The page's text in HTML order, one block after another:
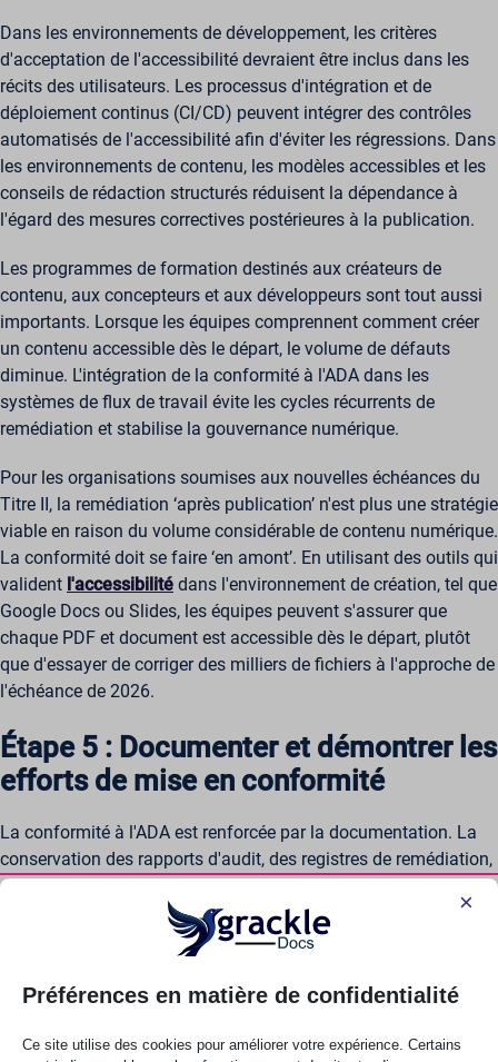
Dans les environnements de développement, les critères
d'acceptation de l'accessibilité devraient être inclus dans les
récits des utilisateurs. Les processus d'intégration et de
déploiement continus (CI/CD) peuvent intégrer des contrôles
automatisés de l'accessibilité afin d'éviter les régressions. Dans
les environnements de contenu, les modèles accessibles et les
conseils de rédaction structurés réduisent la dépendance à
l'égard des mesures correctives postérieures à la publication.
Les programmes de formation destinés aux créateurs de
contenu, aux concepteurs et aux développeurs sont tout aussi
importants. Lorsque les équipes comprennent comment créer
un contenu accessible dès le départ, le volume de défauts
diminue. L'intégration de la conformité à l'ADA dans les
systèmes de flux de travail évite les cycles récurrents de
remédiation et stabilise la gouvernance numérique.
Pour les organisations soumises aux nouvelles échéances du
Titre II, la remédiation ‘après publication’ n'est plus une stratégie
viable en raison du volume considérable de contenu numérique.
La conformité doit se faire ‘en amont’. En utilisant des outils qui
valident l'accessibilité dans l'environnement de création, tel que
Google Docs ou Slides, les équipes peuvent s'assurer que
chaque PDF et document est accessible dès le départ, plutôt
que d'essayer de corriger des milliers de fichiers à l'approche de
l'échéance de 2026.
Étape 5 : Documenter et démontrer les
efforts de mise en conformité
La conformité à l'ADA est renforcée par la documentation. La
conservation des rapports d'audit, des registres de remédiation,
des preuves de tests et de la documentation sur les politiques
internes démontre un effort structuré et un engagement de
La publication d'une déclaration d'accessibilité sur votre site
d'information permettent aux utilisateurs de signaler
Préférences en matière de confidentialité
×
Ce site utilise des cookies pour améliorer votre expérience. Certains